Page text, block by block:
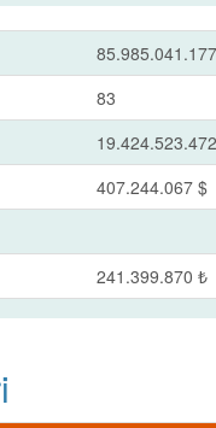
85.985.041.177
83
407.244.067 $
241.399.870 ₺